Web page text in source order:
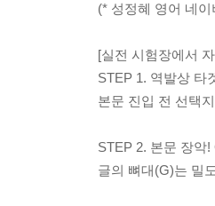
(* 성정혜 영어 네
[실전 시험장에서
STEP 1. 역발상 타
본문 진입 전 선택
STEP 2. 본문 장악
글의 뼈대(G)는 밀